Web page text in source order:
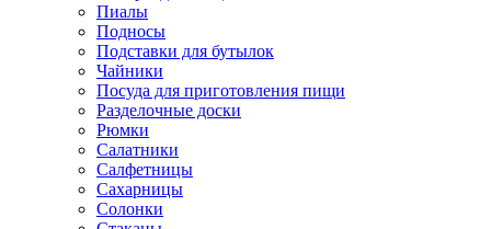
Пиалы
Подносы
Подставки для бутылок
Чайники
Посуда для приготовления пищи
Разделочные доски
Рюмки
Салатники
Салфетницы
Сахарницы
Солонки